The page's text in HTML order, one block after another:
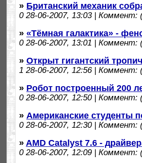
» Британский механик
028-06-2007, 13:03 | Коммент:
» «Тёмная галактика» -
028-06-2007, 13:01 | Коммент:
» Открыт гигантский
1 28-06-2007, 12:56 | Коммент:
» Робот построенный 200
028-06-2007, 12:50 | Коммент:
» Американские студенты
028-06-2007, 12:30 | Коммент:
» AMD Catalyst 7.6 -
028-06-2007, 12:09 | Коммент: